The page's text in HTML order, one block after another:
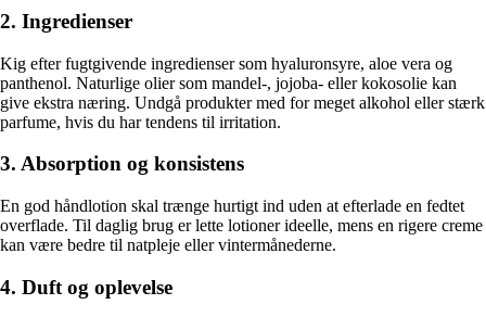
2. Ingredienser
Kig efter fugtgivende ingredienser som hyaluronsyre, aloe vera og
panthenol. Naturlige olier som mandel-, jojoba- eller kokosolie kan
give ekstra næring. Undgå produkter med for meget alkohol eller stærk
parfume, hvis du har tendens til irritation.
3. Absorption og konsistens
En god håndlotion skal trænge hurtigt ind uden at efterlade en fedtet
overflade. Til daglig brug er lette lotioner ideelle, mens en rigere creme
kan være bedre til natpleje eller vintermånederne.
4. Duft og oplevelse